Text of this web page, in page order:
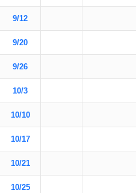
9/12
9/20
9/26
10/3
10/10
10/17
10/21
10/25